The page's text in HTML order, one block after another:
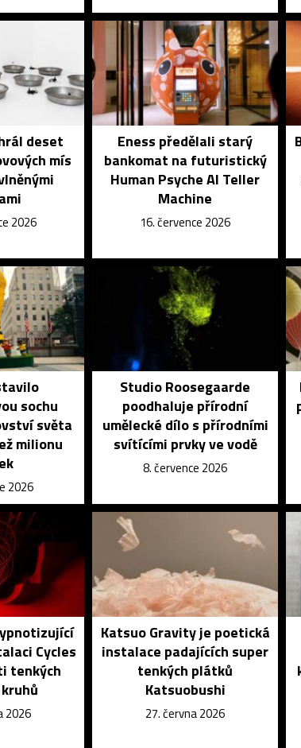
deset
mís
2026
Eness předělali starý
bankomat na futuristický
Human Psyche AI Teller
Machine
16. července 2026
sochu
světa
milionu
2026
Studio Roosegaarde
poodhaluje přírodní
umělecké dílo s přírodními
svítícími prvky ve vodě
8. července 2026
Cycles
tenkých
2026
Katsuo Gravity je poetická
instalace padajících super
tenkých plátků
Katsuobushi
27. června 2026